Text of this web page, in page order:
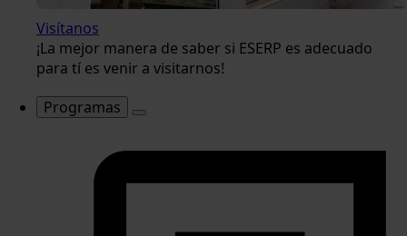
Visítanos
¡La mejor manera de saber si ESERP es adecuado
para tí es venir a visitarnos!
Programas